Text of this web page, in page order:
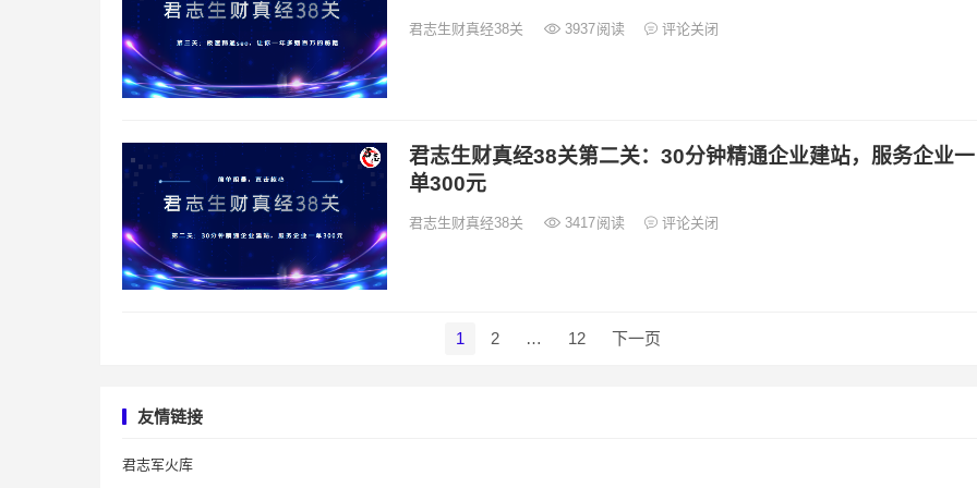
君志生财真经38关 3937阅读 评论关闭
君志生财真经38关第二关：30分钟精通企业建站，服务企业一
单300元
君志生财真经38关 3417阅读 评论关闭
1 2 … 12 下一页
友情链接
君志军火库